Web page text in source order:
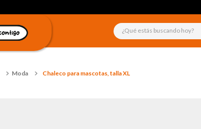
¿Qué estás buscando hoy?
Moda Chaleco para mascotas, talla XL